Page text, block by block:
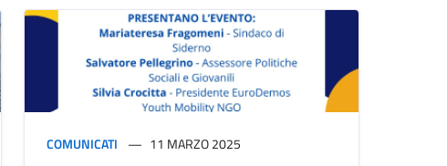
COMUNICATI 11 MARZO 2025